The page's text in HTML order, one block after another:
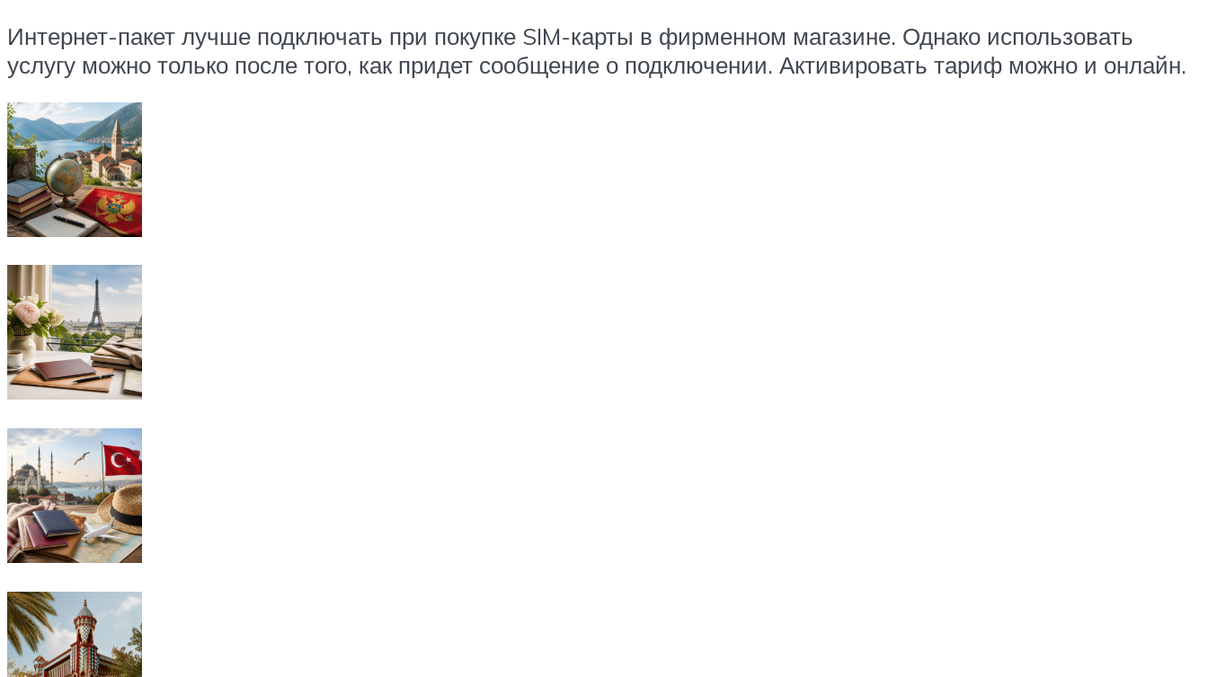
Интернет-пакет лучше подключать при покупке SIM-карты в фирменном магазине. Однако использовать
услугу можно только после того, как придет сообщение о подключении. Активировать тариф можно и онлайн.